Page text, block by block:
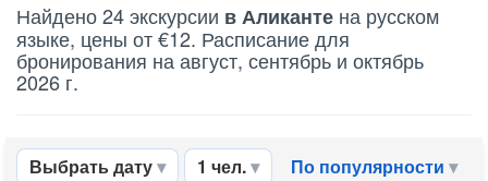
Найдено 24 экскурсии в Аликанте на русском
языке, цены от €12. Расписание для
бронирования на август, сентябрь и октябрь
2026 г.
Выбрать дату 1 чел. По популярности